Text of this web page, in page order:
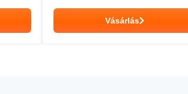
Vásárlás